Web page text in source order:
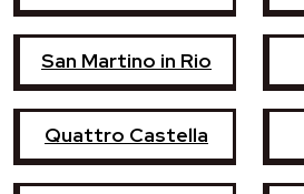
San Martino in Rio
Quattro Castella